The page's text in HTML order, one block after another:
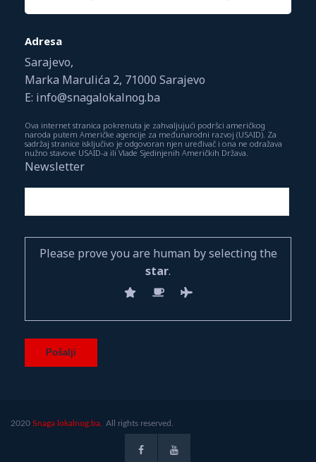
Adresa
Sarajevo,
Marka Marulića 2, 71000 Sarajevo
E: info@snagalokalnog.ba
Ova internet stranica pokrenuta je zahvaljujući podršci američkog
naroda putem Američke agencije za međunarodni razvoj (USAID). Za
sadržaj stranice isključivo je odgovoran njen uređivač i ona ne odražava
nužno stavove USAID-a ili Vlade Sjedinjenih Američkih Država.
Newsletter
Please prove you are human by selecting the
star.
2020 Snaga lokalnog.ba. All rights reserved.